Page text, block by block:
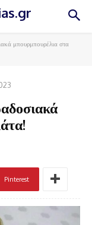
μπουρμπουρέλια στα
Pinterest